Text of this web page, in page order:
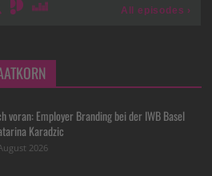
voran: Employer Branding bei der IWB Basel
Karadzic
2026